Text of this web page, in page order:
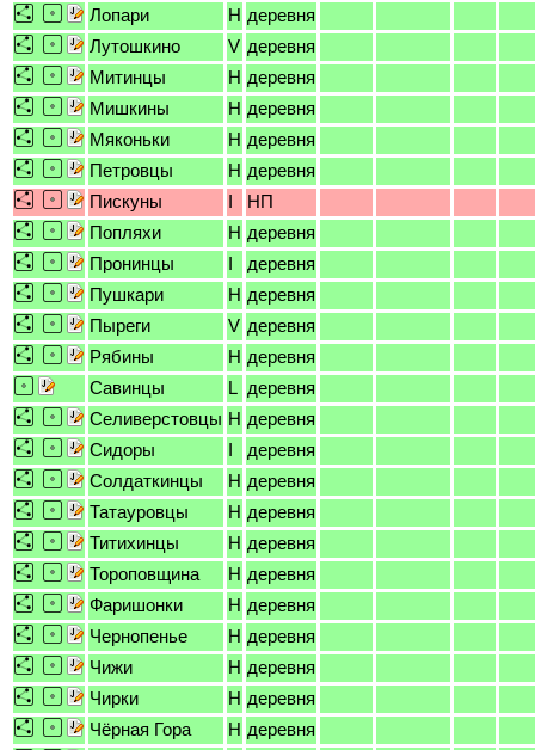
Лопари
H деревня
Лутошкино
V деревня
Митинцы
H деревня
Мишкины
H деревня
Мяконьки
H деревня
Петровцы
H деревня
Пискуны
I
НП
Попляхи
H деревня
Пронинцы
I
деревня
Пушкари
H деревня
Пыреги
V деревня
Рябины
H деревня
Савинцы
L деревня
Селиверстовцы H деревня
Сидоры
I
деревня
Солдаткинцы
H деревня
Татауровцы
H деревня
Титихинцы
H деревня
Тороповщина
H деревня
Фаришонки
H деревня
Чернопенье
H деревня
Чижи
H деревня
Чирки
H деревня
Чёрная Гора
H деревня